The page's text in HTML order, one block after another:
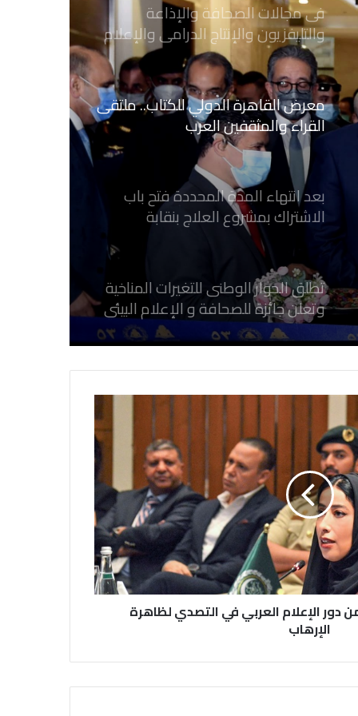
والتليفزيون والإنتاج الدرامى والإعلام
الرقمي
معرض القاهرة الدولي للكتاب.. ملتقى
القراء والمثقفين العرب
بعد انتهاء المدة المحددة فتح باب
الاشتراك بمشروع العلاج بنقابة
الصحفيين المصريين
تطلق الحوار الوطنى للتغيرات المناخية
وتعلن جائزة للصحافة و الإعلام ‎البيئي
عن التغيرات المناخية
كلية الإعلام بجامعة المستقبل في بابل
في احتفالية عيد الصحافة النجفية
بمناسبة مرور ١١٢ عاما على صدور أول
صحيفة (العلم)
في عيد الصحافة العراقية تحية لكل
الصحفيين ولأرواح شهداء الصحافة
رئيس العراق ومجلس الوزراء والنواب
والشخصيات العامة يهنؤن الصحفيين
دور الإعلام العربي في التصدي لظاهرة
الإرهاب